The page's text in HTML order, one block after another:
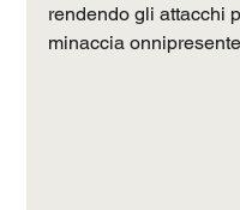
rendendo gli attacchi
minaccia